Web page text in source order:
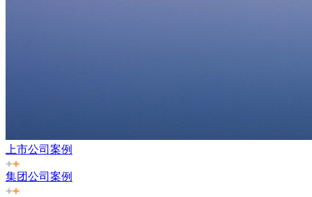
上市公司案例
集团公司案例